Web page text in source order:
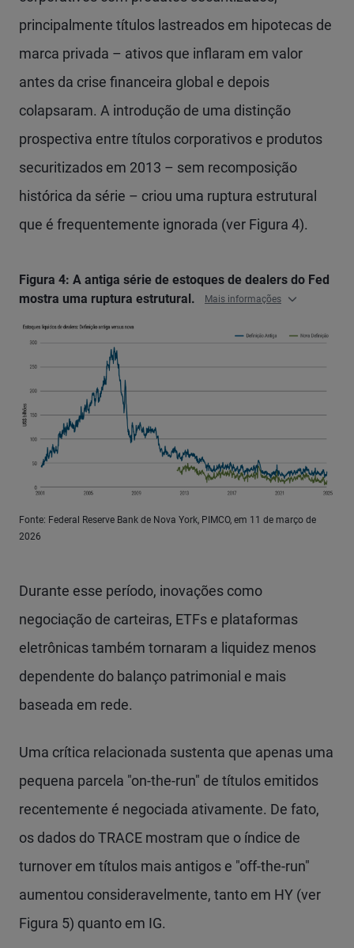
principalmente títulos lastreados em hipotecas de
marca privada – ativos que inflaram em valor
antes da crise financeira global e depois
colapsaram. A introdução de uma distinção
prospectiva entre títulos corporativos e produtos
securitizados em 2013 – sem recomposição
histórica da série – criou uma ruptura estrutural
que é frequentemente ignorada (ver Figura 4).
Figura 4: A antiga série de estoques de dealers do Fed
mostra uma ruptura estrutural.
Mais informações
Fonte: Federal Reserve Bank de Nova York, PIMCO, em 11 de março de
2026
Durante esse período, inovações como
negociação de carteiras, ETFs e plataformas
eletrônicas também tornaram a liquidez menos
dependente do balanço patrimonial e mais
baseada em rede.
Uma crítica relacionada sustenta que apenas uma
pequena parcela "on-the-run" de títulos emitidos
recentemente é negociada ativamente. De fato,
os dados do TRACE mostram que o índice de
turnover em títulos mais antigos e "off-the-run"
aumentou consideravelmente, tanto em HY (ver
Figura 5) quanto em IG.